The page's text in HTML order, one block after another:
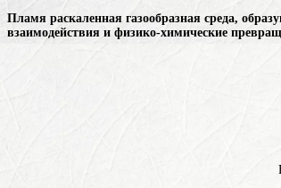
Пламя раскаленная газообразная среда,
взаимодействия и физико-химические